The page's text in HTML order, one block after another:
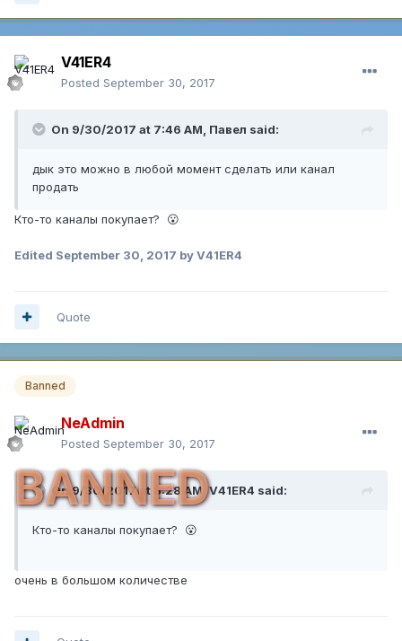
V41ER4
Posted September 30, 2017
On 9/30/2017 at 7:46 AM, Павел said:
дык это можно в любой момент сделать или канал
продать
Кто-то каналы покупает? 😮
Edited September 30, 2017 by V41ER4
Quote
Banned
NeAdmin
Posted September 30, 2017
BANNED
On 9/30/2017 at 8:28 AM,V41ER4 said:
Кто-то каналы покупает? 😮
очень в большом количестве